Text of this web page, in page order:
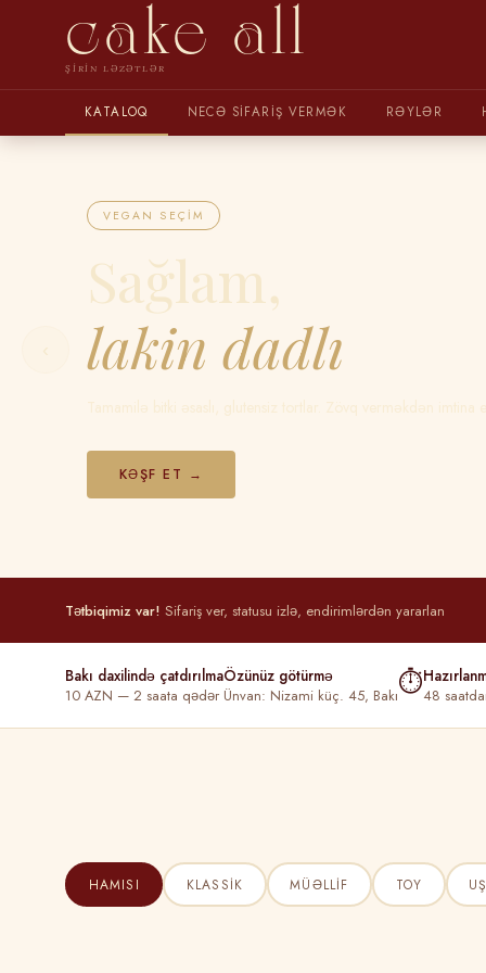
cake all
ŞIRIN LƏZƏTLƏR
KATALOQ NECƏ SIFARIŞ VERMƏK RƏYLƏR
VEGAN SEÇIM
Sağlam,
lakin dadlı
Tamamilə bitki əsaslı, glutensiz tortlar. Zövq verməkdən imtina
KƏŞF ET →
‹
Tətbiqimiz var! Sifariş ver, statusu izlə, endirimlərdən yararlan
Bakı daxilində çatdırılma
10 AZN — 2 saata qədər
Özünüz götürmə
Ünvan: Nizami küç. 45, Bakı⏱48
HAMISI KLASSIK MÜƏLLIF TOY